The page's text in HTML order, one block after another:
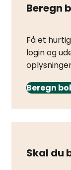
Beregn
Få et
login og
Beregn
Skal du